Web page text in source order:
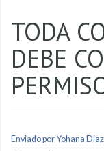
TODA
DEBE
Enviado porYohana Diaz